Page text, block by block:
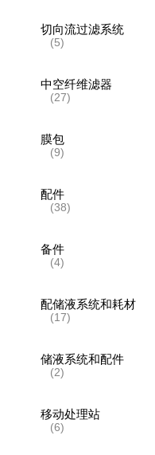
切向流过滤系统
(5)
中空纤维滤器
(27)
膜包
(9)
配件
(38)
备件
(4)
配储液系统和耗材
(17)
储液系统和配件
(2)
移动处理站
(6)